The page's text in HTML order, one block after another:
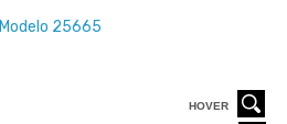
Modelo 25665
HOVER
HOVER
HOVER